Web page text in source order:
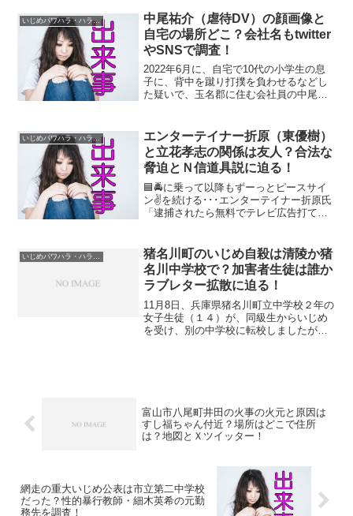
たといいますが、この女性医師って何者
なんでしょう？ネット上...
いじめパワハラ・ハラスメント
中尾祐介（虐待DV）の顔画像と
自宅の場所どこ？会社名もtwitter
やSNSで調査！
2022年6月に、自宅で10代の小学生の息
子に、背中を蹴り打撲を負わせるなどし
た疑いで、玉名郡に住む会社員の中尾祐
約１カ月の打撲を負わされていて、11月9
日に逮捕され...
いじめパワハラ・ハラスメント
エンターテイナー折原（東優樹）
と立花孝志の関係は友人？合法な
脅迫とＮ信道具説に迫る！
🟦🚔に乗って以降もずーっとピースサイ
ン✌を続ける･･･エンターテイナー折原氏
「逮捕されたら無料でテレビ広告打て
ロミ氏談)▼<調べ>被害者が投稿削除を求
めると「5億くら...
猪名川町のいじめ自殺は清陵か猪
名川中学校で？加害者生徒は誰か
ラブレター拡散に迫る！
11月8日、兵庫県猪名川町立中学校２年の
女子生徒（１４）が、同級生からいじめ
を受け、別の中学校に転校しましたが、
富山市八尾町井田の火事の火元と原因は
すし福ちゃん付近？場所はどこで住所
は？地図とＸツイッター！
網走の重大いじめ公表は市立第二中学校
だった？性的暴行教師・細木英希の元勤
務先を調査！